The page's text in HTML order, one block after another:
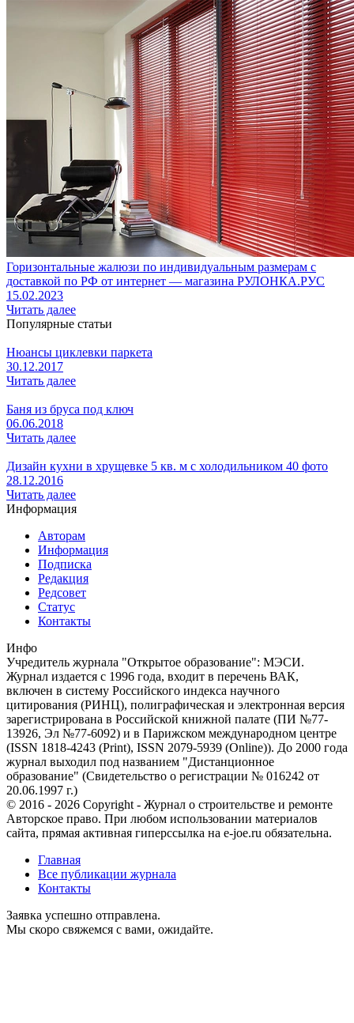
Горизонтальные жалюзи по индивидуальным размерам с
доставкой по РФ от интернет — магазина РУЛОНКА.РУС
15.02.2023
Читать далее
Популярные статьи
Нюансы циклевки паркета
30.12.2017
Читать далее
Баня из бруса под ключ
06.06.2018
Читать далее
Дизайн кухни в хрущевке 5 кв. м с холодильником 40 фото
28.12.2016
Читать далее
Информация
Авторам
Информация
Подписка
Редакция
Редсовет
Статус
Контакты
Инфо
Учредитель журнала "Открытое образование": МЭСИ.
Журнал издается с 1996 года, входит в перечень ВАК,
включен в систему Российского индекса научного
цитирования (РИНЦ), полиграфическая и электронная версия
зарегистрирована в Российской книжной палате (ПИ №77-
13926, Эл №77-6092) и в Парижском международном центре
(ISSN 1818-4243 (Print), ISSN 2079-5939 (Online)). До 2000 года
журнал выходил под названием "Дистанционное
образование" (Свидетельство о регистрации № 016242 от
20.06.1997 г.)
© 2016 - 2026 Copyright - Журнал о строительстве и ремонте
Авторское право. При любом использовании материалов
сайта, прямая активная гиперссылка на e-joe.ru обязательна.
Главная
Все публикации журнала
Контакты
Заявка успешно отправлена.
Мы скоро свяжемся с вами, ожидайте.